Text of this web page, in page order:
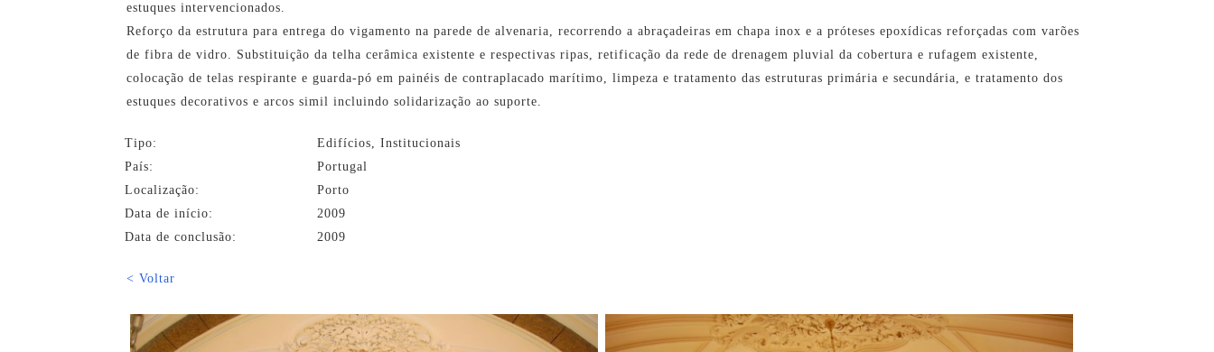
estuques intervencionados.
Reforço da estrutura para entrega do vigamento na parede de alvenaria, recorrendo a abraçadeiras em chapa inox e a próteses epoxídicas reforçadas com varões
de fibra de vidro. Substituição da telha cerâmica existente e respectivas ripas, retificação da rede de drenagem pluvial da cobertura e rufagem existente,
colocação de telas respirante e guarda-pó em painéis de contraplacado marítimo, limpeza e tratamento das estruturas primária e secundária, e tratamento dos
estuques decorativos e arcos simil incluindo solidarização ao suporte.
Tipo:
Edifícios, Institucionais
País:
Portugal
Localização:
Porto
Data de início:
2009
Data de conclusão:
2009
< Voltar